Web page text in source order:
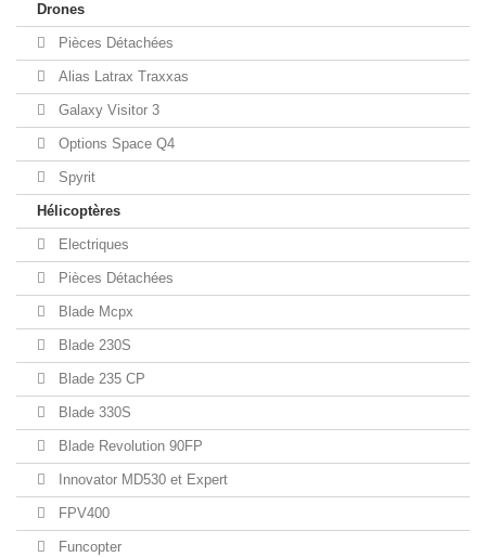
Drones
Pièces Détachées
Alias Latrax Traxxas
Galaxy Visitor 3
Options Space Q4
Spyrit
Hélicoptères
Electriques
Pièces Détachées
Blade Mcpx
Blade 230S
Blade 235 CP
Blade 330S
Blade Revolution 90FP
Innovator MD530 et Expert
FPV400
Funcopter